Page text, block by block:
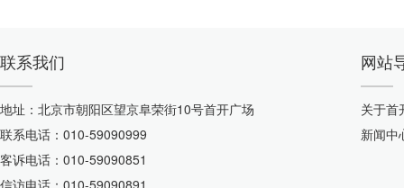
联系我们
地址：北京市朝阳区望京阜荣街10号首开广场
联系电话：010-59090999
客诉电话：010-59090851
信访电话：010-59090891
网站
关于首
新闻中